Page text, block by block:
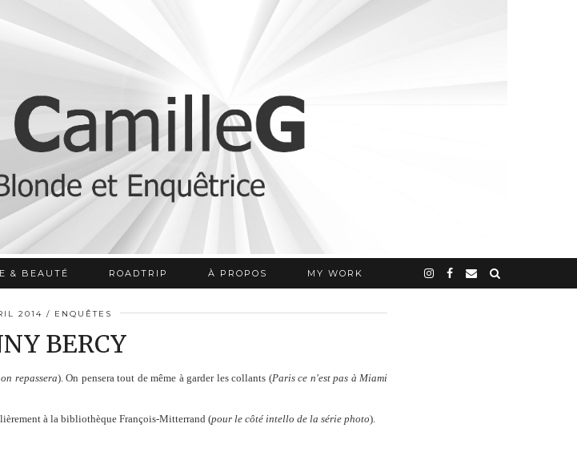
& BEAUTÉ ROADTRIP À PROPOS MY WORK
2014 ENQUÊTES
BERCY
repassera). On pensera tout de même à garder les collants (Paris ce n'est pas à Miami
à la bibliothèque François-Mitterrand (pour le côté intello de la série photo).